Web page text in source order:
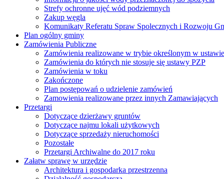
Strefy ochronne ujęć wód podziemnych
Zakup węgla
Komunikaty Referatu Spraw Spolecznych i Rozwoju
Plan ogólny gminy
Zamówienia Publiczne
Zamówienia realizowane w trybie określonym w
Zamówienia do których nie stosuje się ustawy PZP
Zamówienia w toku
Zakończone
Plan postępowań o udzielenie zamówień
Zamowienia realizowane przez innych Zamawiających
Przetargi
Dotyczące dzierżawy gruntów
Dotyczące najmu lokali użytkowych
Dotyczące sprzedaży nieruchomości
Pozostałe
Przetargi Archiwalne do 2017 roku
Załatw sprawę w urzędzie
Architektura i gospodarka przestrzenna